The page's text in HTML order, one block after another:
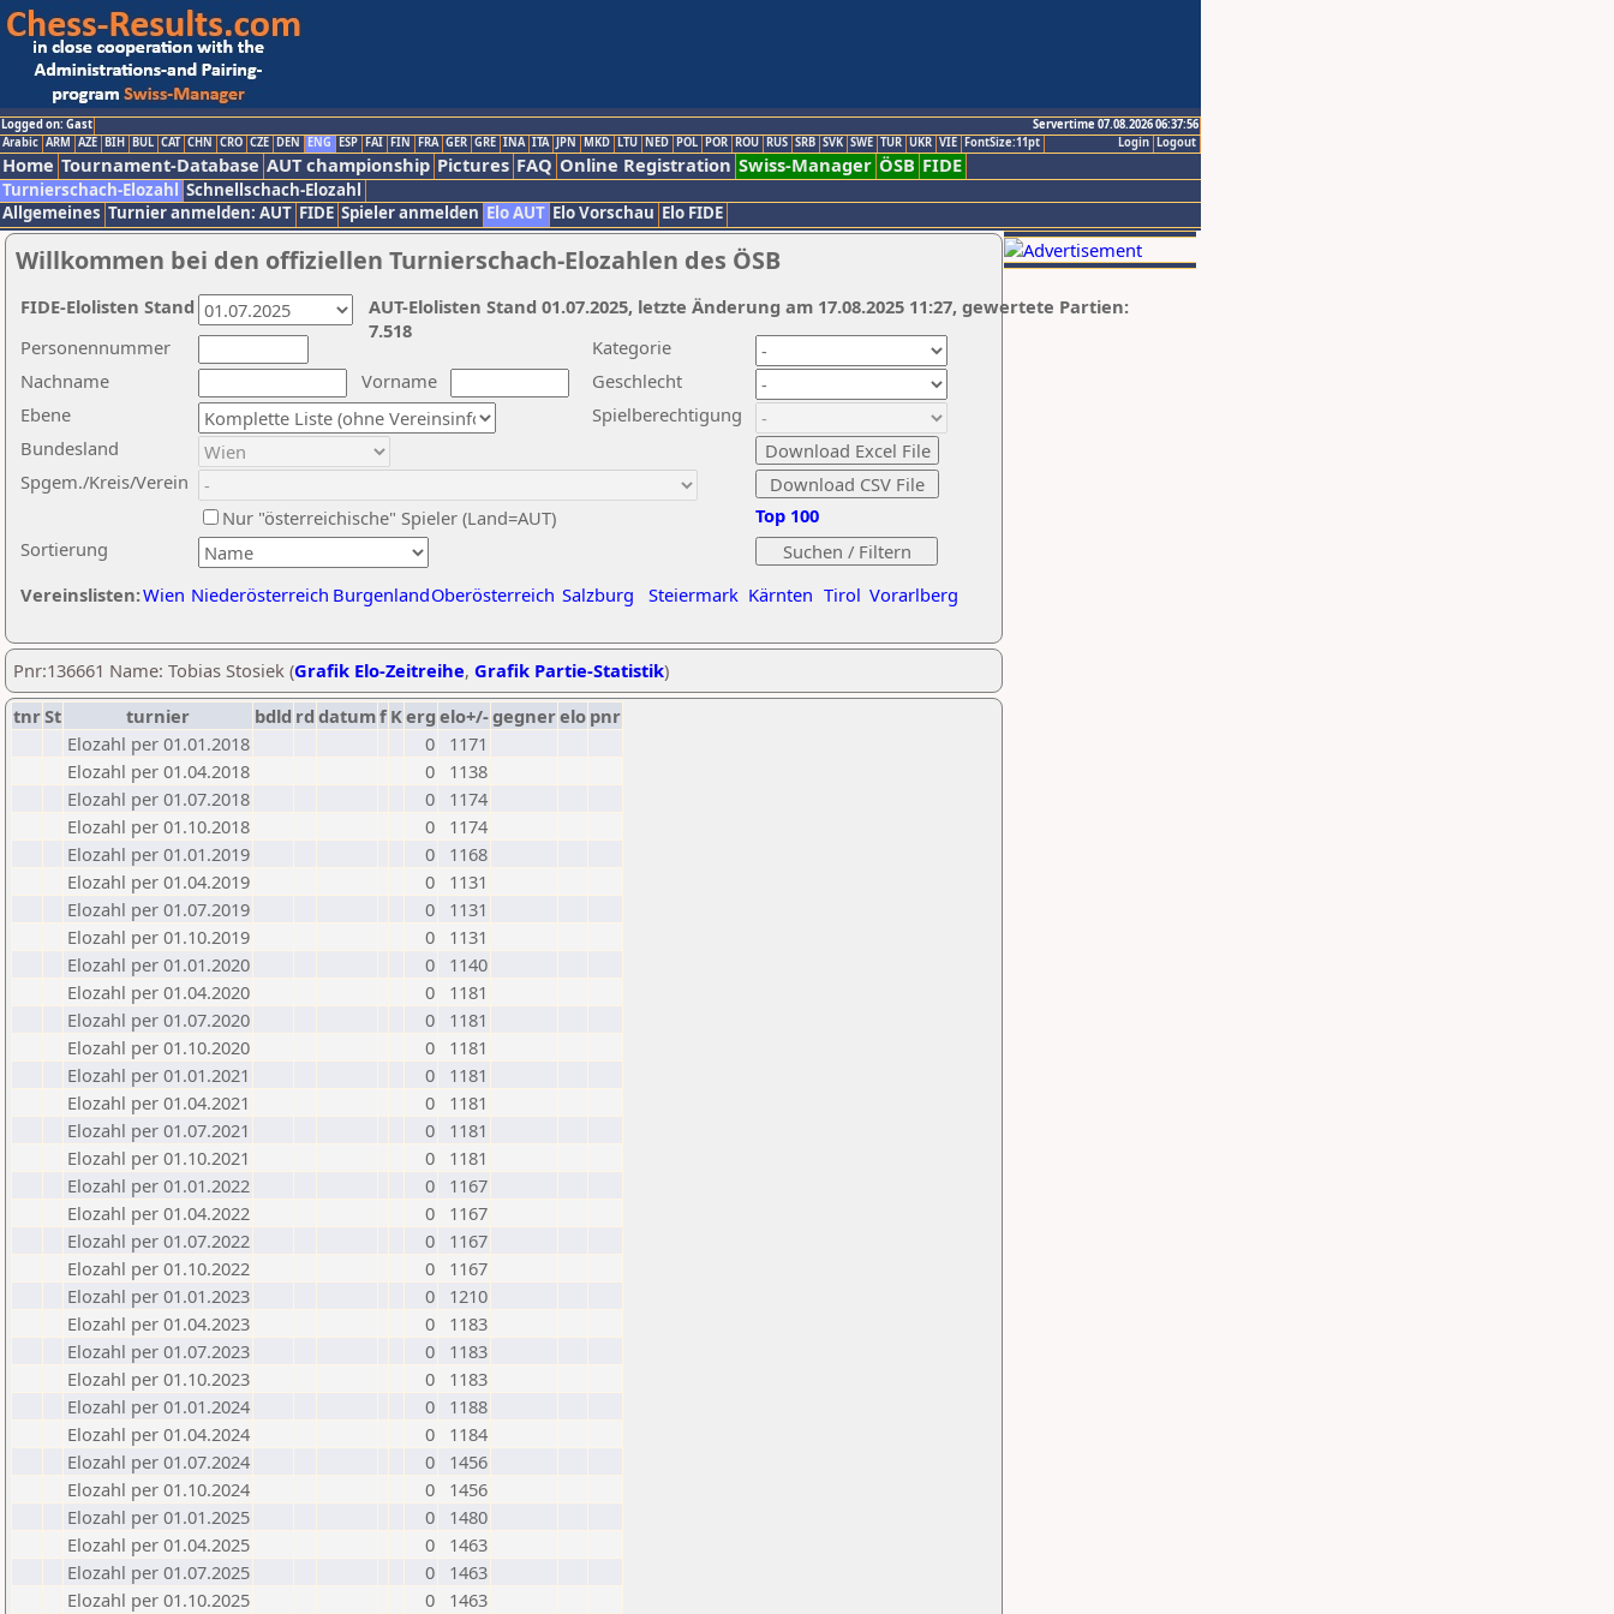
Logged on: Gast
Servertime 07.08.2026 06:37:56
Logout
Login
Arabic ARM AZE BIH BUL CAT CHN CRO CZE DEN ENG ESP FAI FIN FRA GER GRE INA ITA JPN MKD LTU NED POL POR ROU RUS SRB SVK SWE TUR UKR VIE FontSize:11pt
Home Tournament-Database AUT championship Pictures FAQ Online Registration Swiss-Manager ÖSB FIDE
Turnierschach-Elozahl Schnellschach-Elozahl
Allgemeines Turnier anmelden: AUT FIDE Spieler anmelden Elo AUT Elo Vorschau Elo FIDE
Willkommen bei den offiziellen Turnierschach-Elozahlen des ÖSB
Nachname
Vorname
Ebene
Kategorie
Sortierung
Personennummer
Bundesland
Spgem./Kreis/Verein
Geschlecht
Nur "österreichische" Spieler (Land=AUT)
Spielberechtigung
Vereinslisten:Wien Niederösterreich BurgenlandOberösterreich Salzburg Steiermark Kärnten Tirol Vorarlberg
Top 100
AUT-Elolisten Stand 01.07.2025, letzte Änderung am 17.08.2025 11:27, gewertete Partien:
7.518
FIDE-Elolisten Stand
Pnr:136661 Name: Tobias Stosiek (Grafik Elo-Zeitreihe, Grafik Partie-Statistik)
tnrSt turnier bdld rd datumf Kerg elo+/-gegnerelo pnr
Elozahl per 01.01.2018
0
1171
Elozahl per 01.04.2018
0
1138
Elozahl per 01.07.2018
0
1174
Elozahl per 01.10.2018
0
1174
Elozahl per 01.01.2019
0
1168
Elozahl per 01.04.2019
0
1131
Elozahl per 01.07.2019
0
1131
Elozahl per 01.10.2019
0
1131
Elozahl per 01.01.2020
0
1140
Elozahl per 01.04.2020
0
1181
Elozahl per 01.07.2020
0
1181
Elozahl per 01.10.2020
0
1181
Elozahl per 01.01.2021
0
1181
Elozahl per 01.04.2021
0
1181
Elozahl per 01.07.2021
0
1181
Elozahl per 01.10.2021
0
1181
Elozahl per 01.01.2022
0
1167
Elozahl per 01.04.2022
0
1167
Elozahl per 01.07.2022
0
1167
Elozahl per 01.10.2022
0
1167
Elozahl per 01.01.2023
0
1210
Elozahl per 01.04.2023
0
1183
Elozahl per 01.07.2023
0
1183
Elozahl per 01.10.2023
0
1183
Elozahl per 01.01.2024
0
1188
Elozahl per 01.04.2024
0
1184
Elozahl per 01.07.2024
0
1456
Elozahl per 01.10.2024
0
1456
Elozahl per 01.01.2025
0
1480
Elozahl per 01.04.2025
0
1463
Elozahl per 01.07.2025
0
1463
Elozahl per 01.10.2025
0 1463